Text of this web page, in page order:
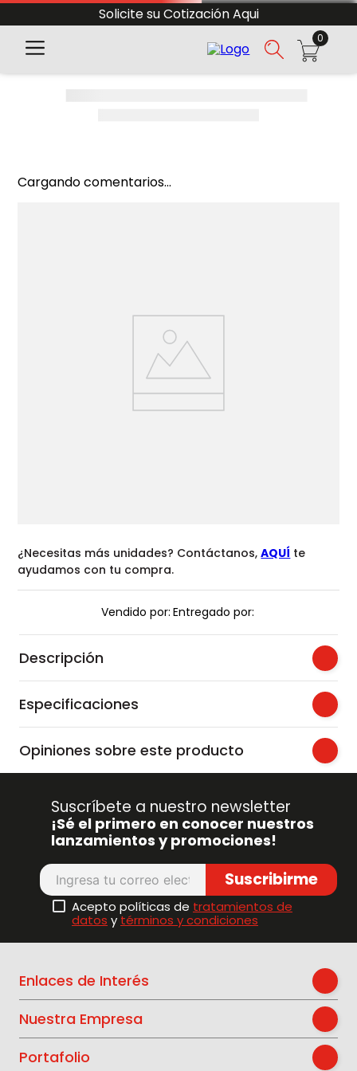
Solicite su Cotización Aqui
0
Cargando comentarios...
¿Necesitas más unidades? Contáctanos,AQUÍ te
ayudamos con tu compra.
Vendido por: Entregado por:
Descripción
Especificaciones
Opiniones sobre este producto
Suscríbete a nuestro newsletter
¡Sé el primero en conocer nuestros
lanzamientos y promociones!
Suscribirme
Acepto políticas de tratamientos de
datos y términos y condiciones
Enlaces de Interés
Nuestra Empresa
Portafolio